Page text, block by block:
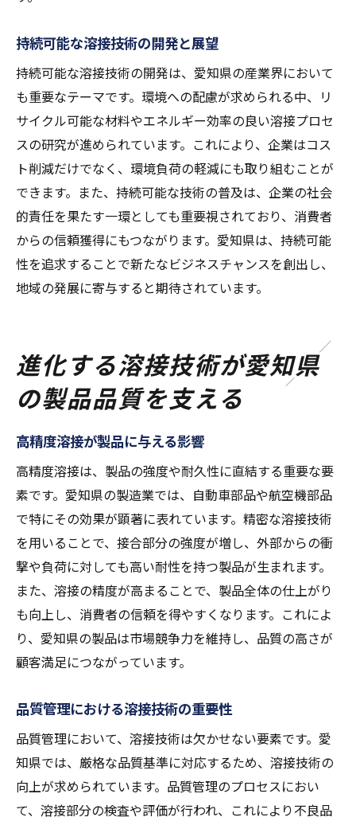
持続可能な溶接技術の開発と展望
持続可能な溶接技術の開発は、愛知県の産業界において
も重要なテーマです。環境への配慮が求められる中、リ
サイクル可能な材料やエネルギー効率の良い溶接プロセ
スの研究が進められています。これにより、企業はコス
ト削減だけでなく、環境負荷の軽減にも取り組むことが
できます。また、持続可能な技術の普及は、企業の社会
的責任を果たす一環としても重要視されており、消費者
からの信頼獲得にもつながります。愛知県は、持続可能
性を追求することで新たなビジネスチャンスを創出し、
地域の発展に寄与すると期待されています。
進化する溶接技術が愛知県
の製品品質を支える
高精度溶接が製品に与える影響
高精度溶接は、製品の強度や耐久性に直結する重要な要
素です。愛知県の製造業では、自動車部品や航空機部品
で特にその効果が顕著に表れています。精密な溶接技術
を用いることで、接合部分の強度が増し、外部からの衝
撃や負荷に対しても高い耐性を持つ製品が生まれます。
また、溶接の精度が高まることで、製品全体の仕上がり
も向上し、消費者の信頼を得やすくなります。これによ
り、愛知県の製品は市場競争力を維持し、品質の高さが
顧客満足につながっています。
品質管理における溶接技術の重要性
品質管理において、溶接技術は欠かせない要素です。愛
知県では、厳格な品質基準に対応するため、溶接技術の
向上が求められています。品質管理のプロセスにおい
て、溶接部分の検査や評価が行われ、これにより不良品